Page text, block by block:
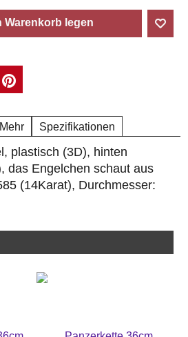
Warenkorb legen
Mehr Spezifikationen
plastisch (3D), hinten
das Engelchen schaut aus
(14Karat), Durchmesser: